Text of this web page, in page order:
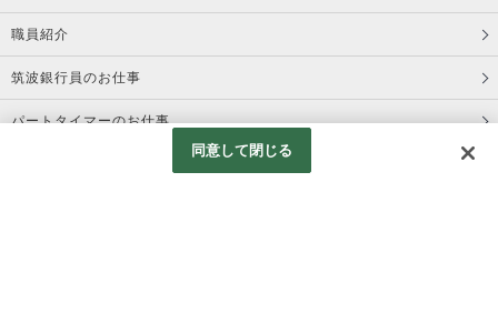
職員紹介
筑波銀行員のお仕事
パートタイマーのお仕事
同意して閉じる